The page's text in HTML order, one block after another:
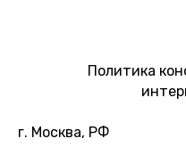
Политика
г. Москва, РФ